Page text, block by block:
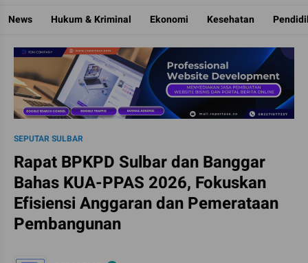
Reportase
Mengulas Fakta Di Balik Cerita
News Hukum & Kriminal Ekonomi Kesehatan
SEPUTAR SULBAR
Rapat BPKPD Sulbar dan Banggar
Bahas KUA-PPAS 2026, Fokuskan
Efisiensi Anggaran dan Pemerataan
Pembangunan